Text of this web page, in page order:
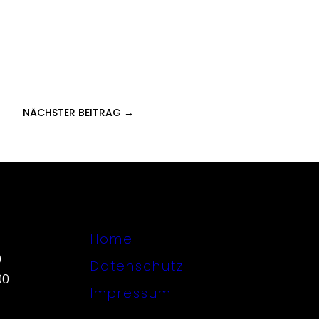
NÄCHSTER BEITRAG →
Home
Datenschutz
Impressum